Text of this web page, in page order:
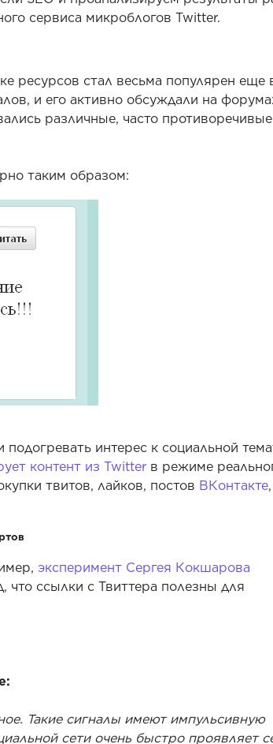
сервиса микроблогов Twitter.
ресурсов стал весьма популярен еще
и его активно обсуждали на
различные, часто противоречивые
таким образом:
интерес к социальной
контент из Twitter в режиме
твитов, лайков, постов ВКонтакте,
эксперимент Сергея Кокшарова
что ссылки с Твиттера полезны для
Такие сигналы имеют импульсивную
сети очень быстро проявляет